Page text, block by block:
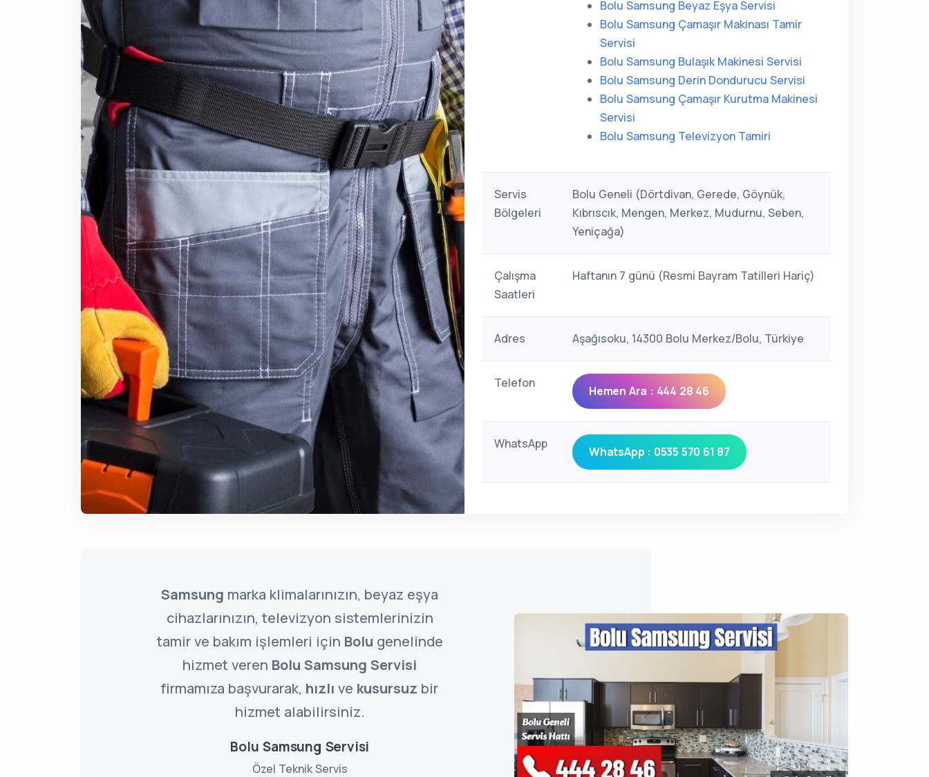
Bolu Samsung Beyaz Eşya Servisi
Bolu Samsung Çamaşır Makinası Tamir
Servisi
Bolu Samsung Bulaşık Makinesi Servisi
Bolu Samsung Derin Dondurucu Servisi
Bolu Samsung Çamaşır Kurutma Makinesi
Servisi
Bolu Samsung Televizyon Tamiri
Servis
Bölgeleri
Bolu Geneli (Dörtdivan, Gerede, Göynük,
Kıbrıscık, Mengen, Merkez, Mudurnu, Seben,
Yeniçağa)
Çalışma
Saatleri
Haftanın 7 günü (Resmi Bayram Tatilleri Hariç)
Adres Aşağısoku, 14300 Bolu Merkez/Bolu, Türkiye
Telefon
Hemen Ara : 444 28 46
WhatsApp
WhatsApp : 0535 570 61 87
Samsung marka klimalarınızın, beyaz eşya
cihazlarınızın, televizyon sistemlerinizin
tamir ve bakım işlemleri için Bolu genelinde
hizmet veren Bolu Samsung Servisi
firmamıza başvurarak, hızlı ve kusursuz bir
hizmet alabilirsiniz.
Bolu Samsung Servisi
Özel Teknik Servis